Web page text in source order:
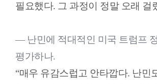
필요했다. 그 과정이 정말 오래 걸
― 난민에 적대적인 미국 트럼프
평가하나.
“매우 유감스럽고 안타깝다. 난민